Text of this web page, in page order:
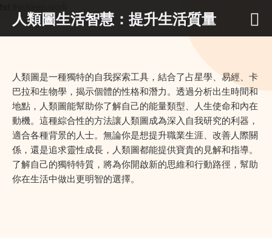
人類圖生活智慧：提升生活質量
人類圖是一種獨特的自我探索工具，結合了占星學、易經、卡
巴拉和生物學，揭示個體的性格和潛力。透過分析出生時間和
地點，人類圖能幫助你了解自己的能量類型、人生使命和內在
動機。這種綜合性的方法讓人類圖成為深入自我研究的利器，
適合各種背景的人士。無論你是想提升職業生涯、改善人際關
係，還是追求靈性成長，人類圖都能提供寶貴的見解和指導。
了解自己的獨特特質，將為你開啟新的思維和行動路徑，幫助
你在生活中做出更明智的選擇。